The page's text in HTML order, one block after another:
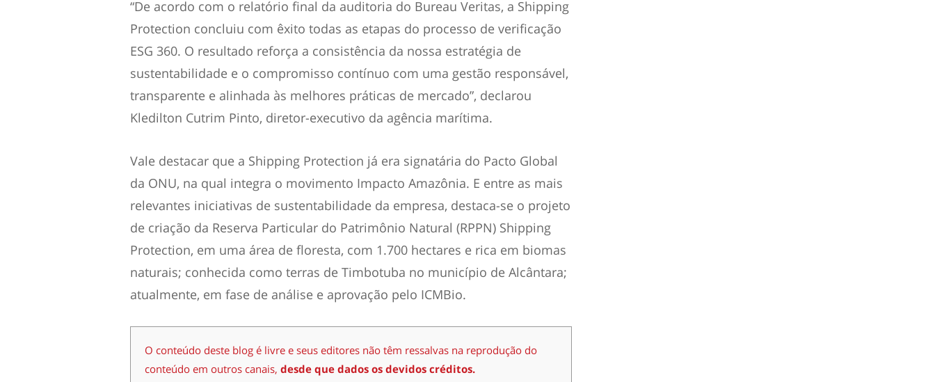
“De acordo com o relatório final da auditoria do Bureau Veritas, a Shipping
Protection concluiu com êxito todas as etapas do processo de verificação
ESG 360. O resultado reforça a consistência da nossa estratégia de
sustentabilidade e o compromisso contínuo com uma gestão responsável,
transparente e alinhada às melhores práticas de mercado”, declarou
Kledilton Cutrim Pinto, diretor-executivo da agência marítima.
Vale destacar que a Shipping Protection já era signatária do Pacto Global
da ONU, na qual integra o movimento Impacto Amazônia. E entre as mais
relevantes iniciativas de sustentabilidade da empresa, destaca-se o projeto
de criação da Reserva Particular do Patrimônio Natural (RPPN) Shipping
Protection, em uma área de floresta, com 1.700 hectares e rica em biomas
naturais; conhecida como terras de Timbotuba no município de Alcântara;
atualmente, em fase de análise e aprovação pelo ICMBio.
O conteúdo deste blog é livre e seus editores não têm ressalvas na reprodução do
conteúdo em outros canais, desde que dados os devidos créditos.